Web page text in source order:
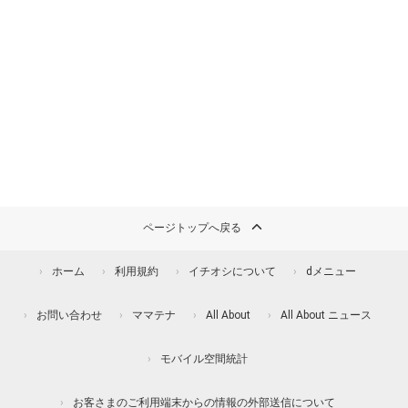
ページトップへ戻る
ホーム 利用規約 イチオシについて dメニュー
お問い合わせ ママテナ All About All About ニュース
モバイル空間統計
お客さまのご利用端末からの情報の外部送信について